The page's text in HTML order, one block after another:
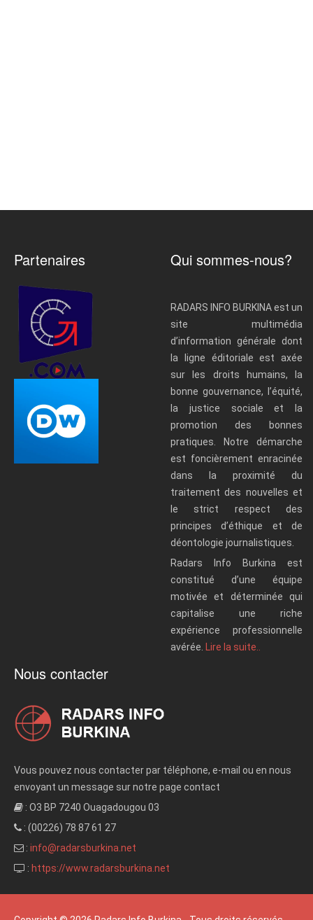
Partenaires Qui sommes-nous?
RADARS INFO BURKINA est un
site multimédia
d’information générale dont
la ligne éditoriale est axée
sur les droits humains, la
bonne gouvernance, l’équité,
la justice sociale et la
promotion des bonnes
pratiques. Notre démarche
est foncièrement enracinée
dans la proximité du
traitement des nouvelles et
le strict respect des
principes d’éthique et de
déontologie journalistiques.
Radars Info Burkina est
constitué d’une équipe
motivée et déterminée qui
capitalise une riche
expérience professionnelle
avérée.
Lire la suite..
Nous contacter
Vous pouvez nous contacter par téléphone, e-mail ou en nous
envoyant un message sur notre page contact
: O3 BP 7240 Ouagadougou 03
: (00226) 78 87 61 27
: info@radarsburkina.net
: https://www.radarsburkina.net